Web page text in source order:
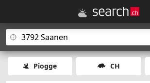
Piogge CH